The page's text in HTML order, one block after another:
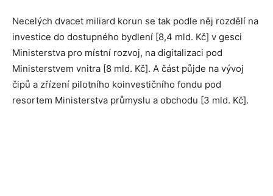
Necelých dvacet miliard korun se tak podle něj rozdělí na
investice do dostupného bydlení [8,4 mld. Kč] v gesci
Ministerstva pro místní rozvoj, na digitalizaci pod
Ministerstvem vnitra [8 mld. Kč]. A část půjde na vývoj
čipů a zřízení pilotního koinvestičního fondu pod
resortem Ministerstva průmyslu a obchodu [3 mld. Kč].